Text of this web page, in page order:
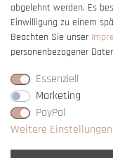
abgelehnt werden. Es
Einwilligung zu einem
Beachten Sie unser
personenbezogener
Essenziell
Marketing
PayPal
Weitere Einstellungen